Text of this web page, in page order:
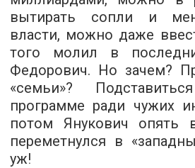
вытирать сопли и
власти, можно даже
того молил в
Федорович. Но зачем?
«семьи»?
программе ради чужих
потом Янукович опять
переметнулся в
уж!